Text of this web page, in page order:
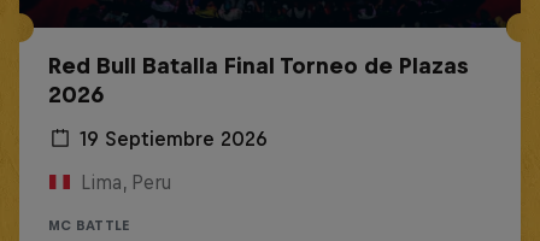
Red Bull Batalla Final Torneo de Plazas
2026
19 Septiembre 2026
Lima, Peru
MC BATTLE